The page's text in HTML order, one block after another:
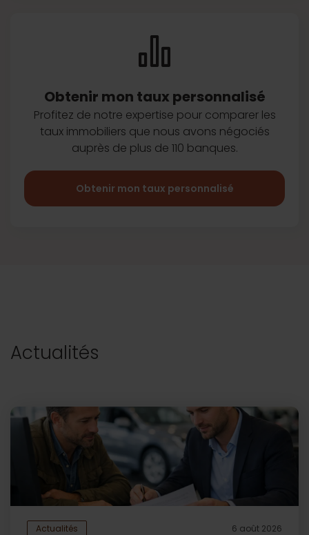
Obtenir mon taux personnalisé
Profitez de notre expertise pour comparer les
taux immobiliers que nous avons négociés
auprès de plus de 110 banques.
Obtenir mon taux personnalisé
Actualités
Actualités 6 août 2026